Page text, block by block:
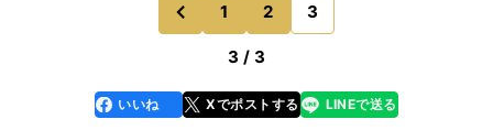
前
のページへ
1 2 3
3 / 3
faceboo
k
いいね Xでポストする
line LINEで送る